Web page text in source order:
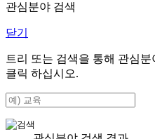
관심분야 검색
닫기
트리 또는 검색을 통해 관심
클릭 하십시오.